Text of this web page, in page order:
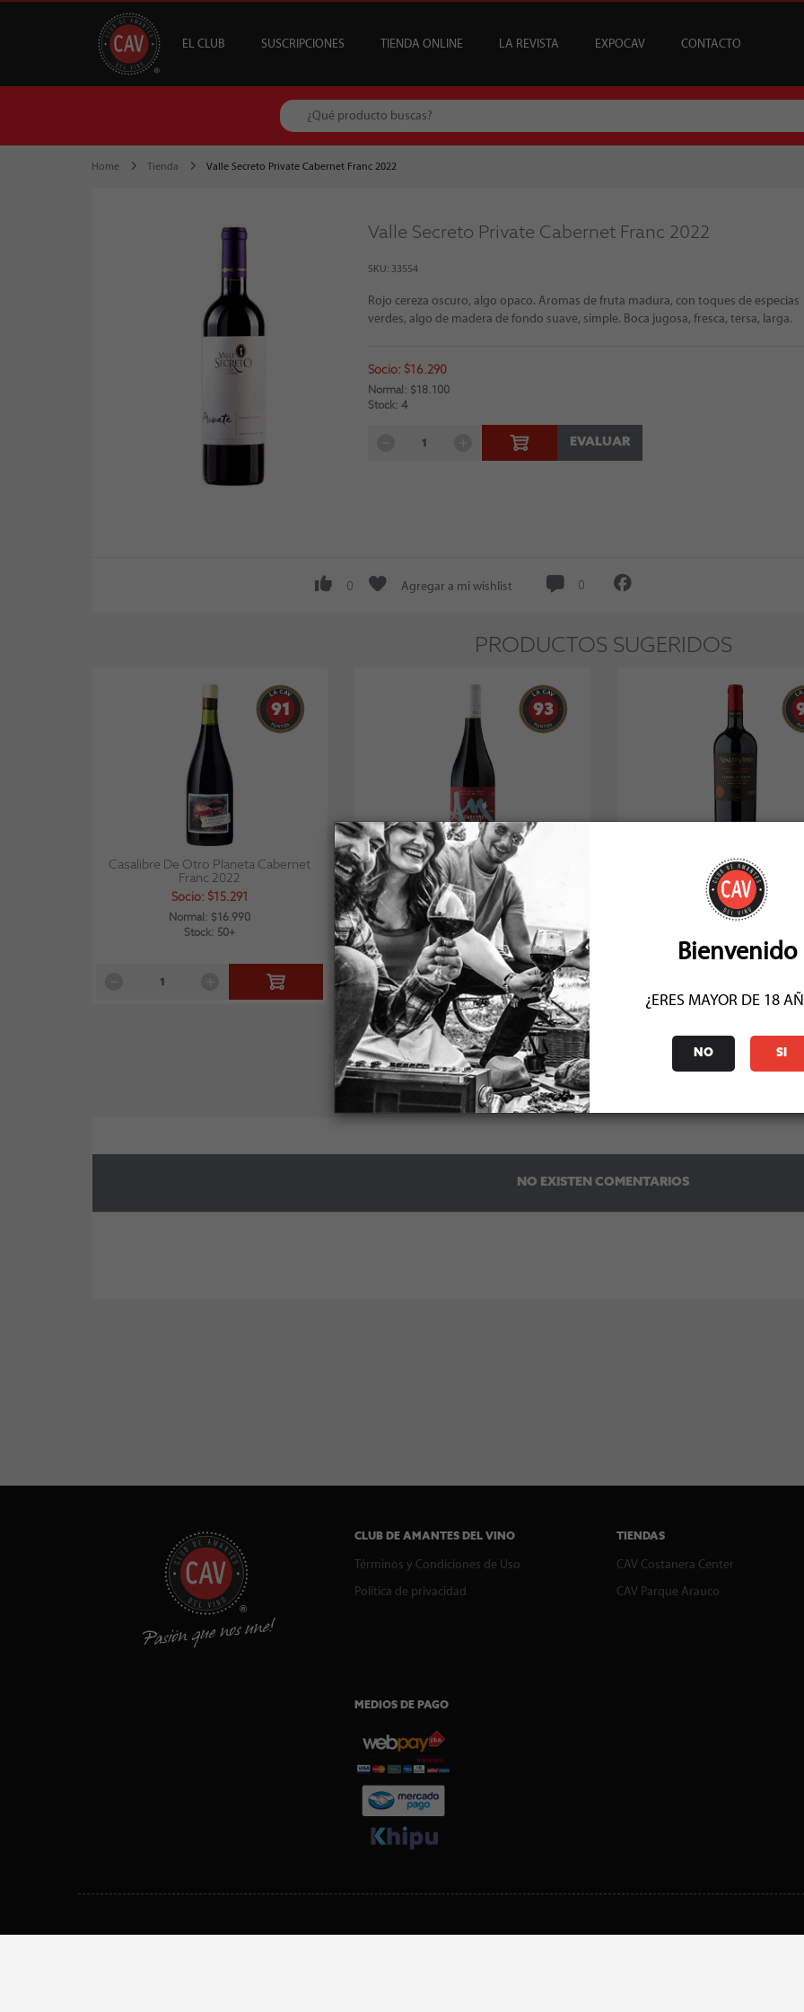
EL CLUB SUSCRIPCIONES TIENDA ONLINE LA REVISTA EXPOCAV CONTACTO
Home Tienda Valle Secreto Private Cabernet Franc 2022
Valle Secreto Private Cabernet Franc 2022
SKU: 33554
Rojo cereza oscuro, algo opaco. Aromas de fruta madura, con toques de especias
verdes, algo de madera de fondo suave, simple. Boca jugosa, fresca, tersa, larga.
Socio: $16.290
Normal: $18.100
Stock: 4
EVALUAR
0 Agregar a mi wishlist 0
PRODUCTOS SUGERIDOS
91
Casalibre De Otro Planeta Cabernet
Franc 2022
Socio: $15.291
Normal: $16.990
Stock: 50+
93
Attilio & Mochi Am Cabernet Franc 2021
Socio: $16.200
Normal: $18.000
Stock: 50+
Valdivieso Single Vineyard
Franc 2017
Socio: $14.391
Normal: $15.990
COMENTARIOS (0)
NO EXISTEN COMENTARIOS
Bienvenido
¿ERES MAYOR DE 18
NO SI
CLUB DE AMANTES DEL VINO
Términos y Condiciones de Uso
Política de privacidad
TIENDAS
CAV Costanera Center
CAV Parque Arauco
MEDIOS DE PAGO